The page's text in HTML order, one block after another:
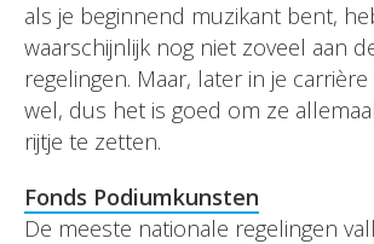
als je beginnend muzikant bent,
waarschijnlijk nog niet zoveel aan
regelingen. Maar, later in je
wel, dus het is goed om ze
rijtje te zetten.
Fonds Podiumkunsten
De meeste nationale regelingen